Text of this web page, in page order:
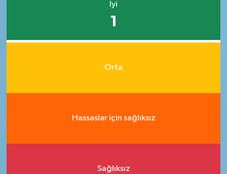
İyi
1
Orta
Hassaslar için sağlıksız
Sağlıksız